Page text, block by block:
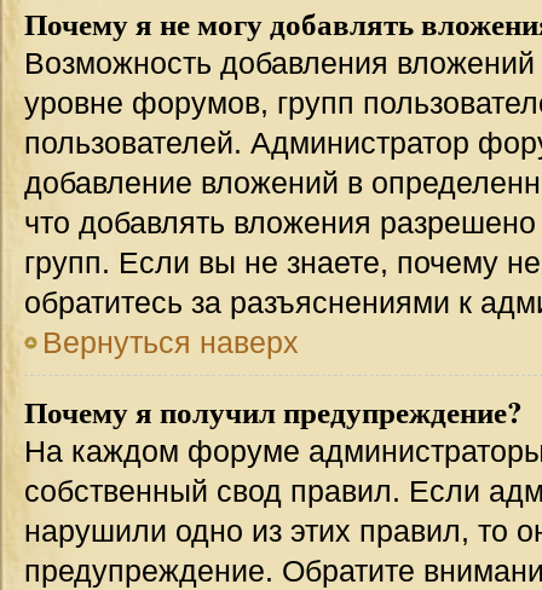
Почему я не могу добавлять
Возможность добавления
уровне форумов, групп
пользователей. Администратор
добавление вложений в
что добавлять вложения
групп. Если вы не знаете, почему
обратитесь за разъяснениями к
Вернуться наверх
Почему я получил предупреждение?
На каждом форуме
собственный свод правил. Если
нарушили одно из этих правил, то
предупреждение. Обратите